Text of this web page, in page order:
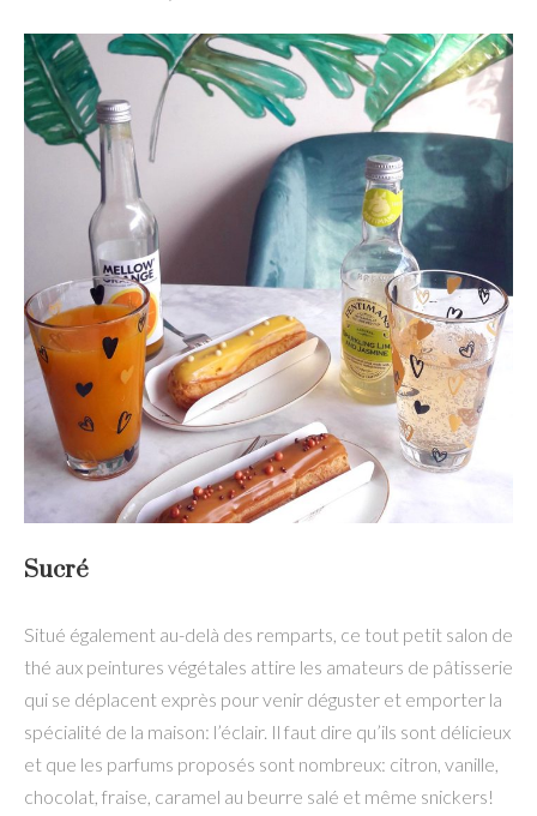
Sucré
Situé également au-delà des remparts, ce tout petit salon de
thé aux peintures végétales attire les amateurs de pâtisserie
qui se déplacent exprès pour venir déguster et emporter la
spécialité de la maison: l’éclair. Il faut dire qu’ils sont délicieux
et que les parfums proposés sont nombreux: citron, vanille,
chocolat, fraise, caramel au beurre salé et même snickers!